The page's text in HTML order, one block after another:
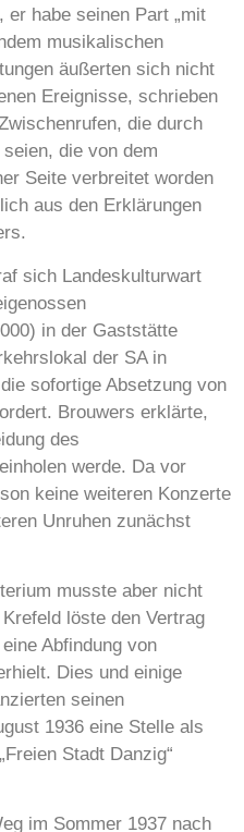
er habe seinen Part „mit
musikalischen
äußerten sich nicht
Ereignisse, schrieben
die durch
die von dem
Seite verbreitet worden
aus den Erklärungen
sich Landeskulturwart
in der Gaststätte
der SA in
sofortige Absetzung von
Brouwers erklärte,
des
werde. Da vor
keine weiteren Konzerte
Unruhen zunächst
musste aber nicht
löste den Vertrag
Abfindung von
Dies und einige
seinen
1936 eine Stelle als
Stadt Danzig“
im Sommer 1937 nach